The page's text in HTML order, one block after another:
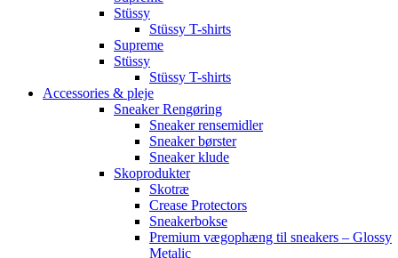
Stüssy
Stüssy T-shirts
Supreme
Stüssy
Stüssy T-shirts
Accessories & pleje
Sneaker Rengøring
Sneaker rensemidler
Sneaker børster
Sneaker klude
Skoprodukter
Skotræ
Crease Protectors
Sneakerbokse
Premium vægophæng til sneakers – Glossy
Metalic